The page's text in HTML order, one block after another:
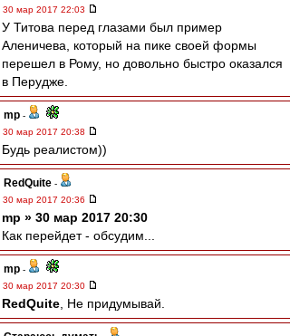
30 мар 2017 22:03
У Титова перед глазами был пример
Аленичева, который на пике своей формы
перешел в Рому, но довольно быстро оказался
в Перудже.
mp -
30 мар 2017 20:38
Будь реалистом))
RedQuite -
30 мар 2017 20:36
mp » 30 мар 2017 20:30
Как перейдет - обсудим...
mp -
30 мар 2017 20:30
RedQuite , Не придумывай.